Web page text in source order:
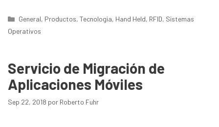
Categorías
General, Productos,Tecnologia, Hand Held, RFID, Sistemas
Operativos
Servicio de Migración de
Aplicaciones Móviles
Sep 22, 2018 por Roberto Fuhr